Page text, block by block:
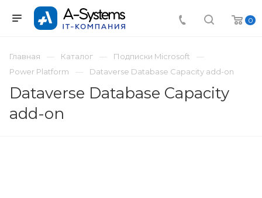
0
Главная Каталог
Подписки Microsoft
Power Platform
Dataverse Database Capacity add-on
Dataverse Database Capacity
add-on